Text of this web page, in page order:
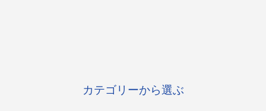
カテゴリーから選ぶ